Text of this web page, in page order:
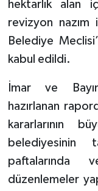
hektarlık alan
revizyon nazım
Belediye
kabul edildi.
İmar ve
hazırlanan
kararlarının
belediyesinin
paftalarında
düzenlemeler